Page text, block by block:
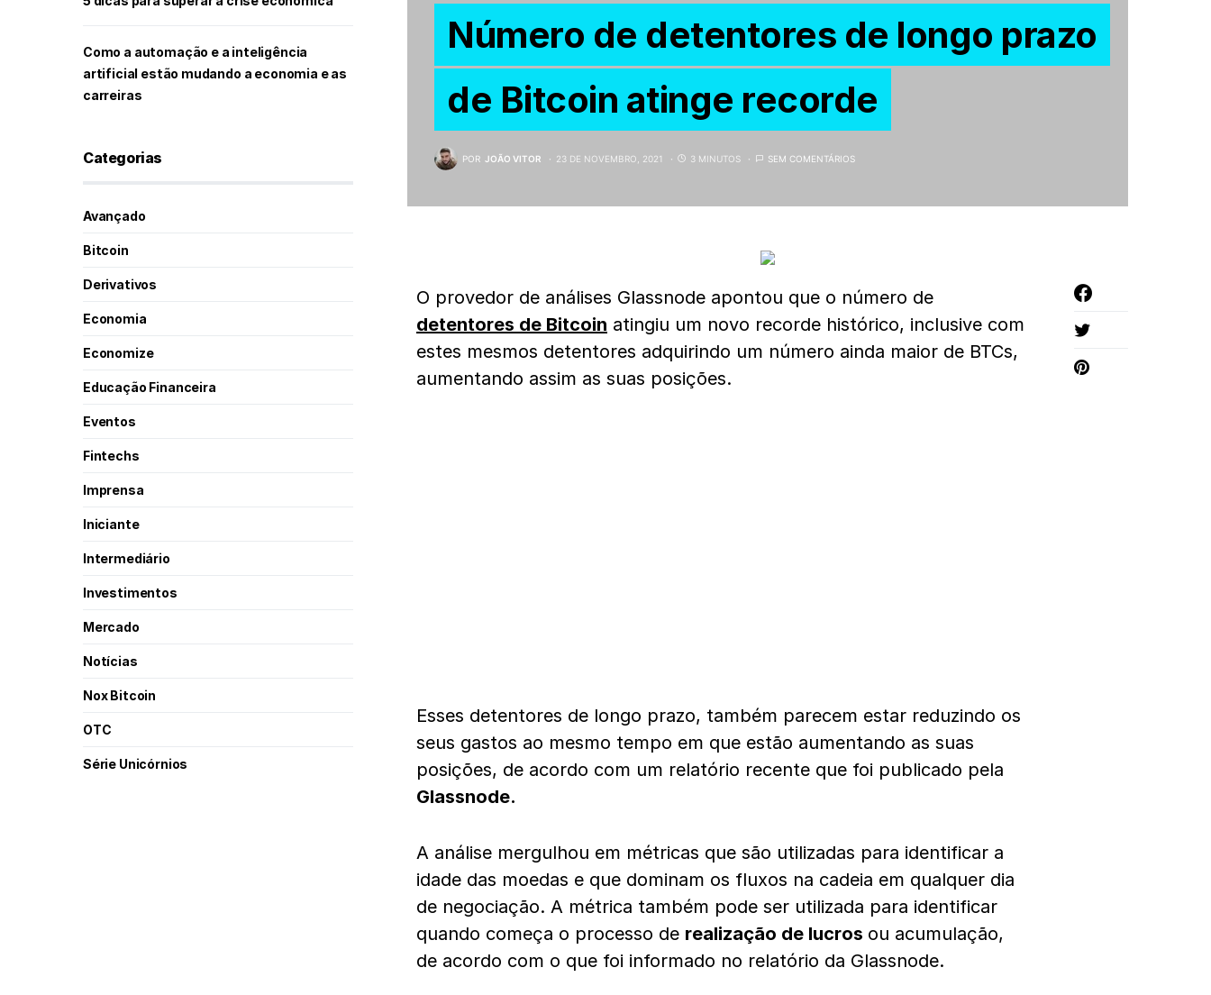
Número de detentores de longo prazo
de Bitcoin atinge recorde
POR JOÃO VITOR 23 DE NOVEMBRO, 2021 3 MINUTOS SEM COMENTÁRIOS
O provedor de análises Glassnode apontou que o número de
detentores de Bitcoin atingiu um novo recorde histórico, inclusive com
estes mesmos detentores adquirindo um número ainda maior de BTCs,
aumentando assim as suas posições.
Esses detentores de longo prazo, também parecem estar reduzindo os
seus gastos ao mesmo tempo em que estão aumentando as suas
posições, de acordo com um relatório recente que foi publicado pela
Glassnode.
A análise mergulhou em métricas que são utilizadas para identificar a
idade das moedas e que dominam os fluxos na cadeia em qualquer dia
de negociação. A métrica também pode ser utilizada para identificar
quando começa o processo de realização de lucros ou acumulação,
de acordo com o que foi informado no relatório da Glassnode.
Como a automação e a inteligência
artificial estão mudando a economia e as
carreiras
Categorias
Avançado
Bitcoin
Derivativos
Economia
Economize
Educação Financeira
Eventos
Fintechs
Imprensa
Iniciante
Intermediário
Investimentos
Mercado
Notícias
Nox Bitcoin
OTC
Série Unicórnios